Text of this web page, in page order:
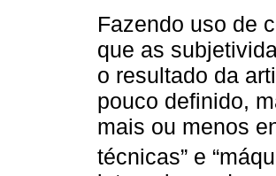
Fazendo uso de
que as
o resultado da
pouco definido,
mais ou menos
técnicas” e